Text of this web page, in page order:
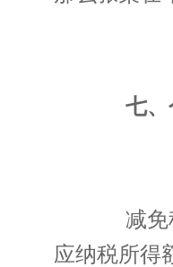
七、个
减免税
应纳税所得